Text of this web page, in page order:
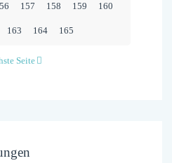
157 158 159 160
163 164 165
Seite